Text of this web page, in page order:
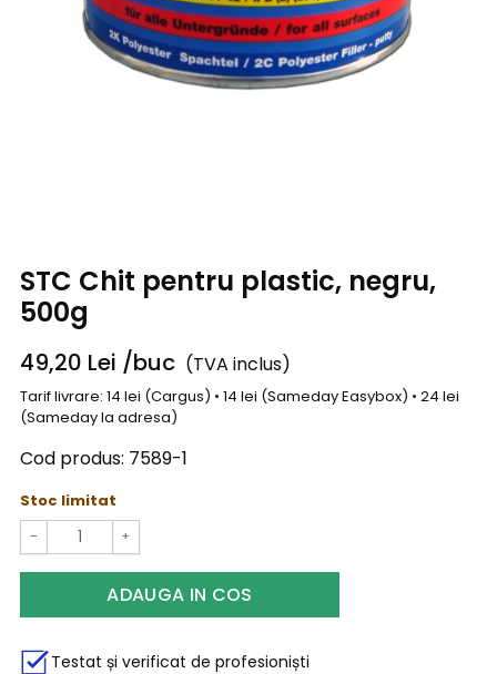
STC Chit pentru plastic, negru,
500g
49,20 Lei /buc (TVA inclus)
Tarif livrare: 14 lei (Cargus) • 14 lei (Sameday Easybox) • 24 lei
(Sameday la adresa)
Cod produs: 7589-1
Stoc limitat
− +
ADAUGA IN COS
Testat și verificat de profesioniști